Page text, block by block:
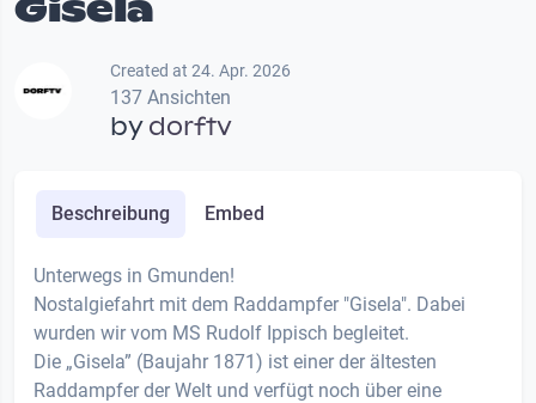
Created at 24. Apr. 2026
137 Ansichten
bydorftv
Beschreibung Embed
Unterwegs in Gmunden!
Nostalgiefahrt mit dem Raddampfer "Gisela". Dabei
wurden wir vom MS Rudolf Ippisch begleitet.
Die „Gisela” (Baujahr 1871) ist einer der ältesten
Raddampfer der Welt und verfügt noch über eine